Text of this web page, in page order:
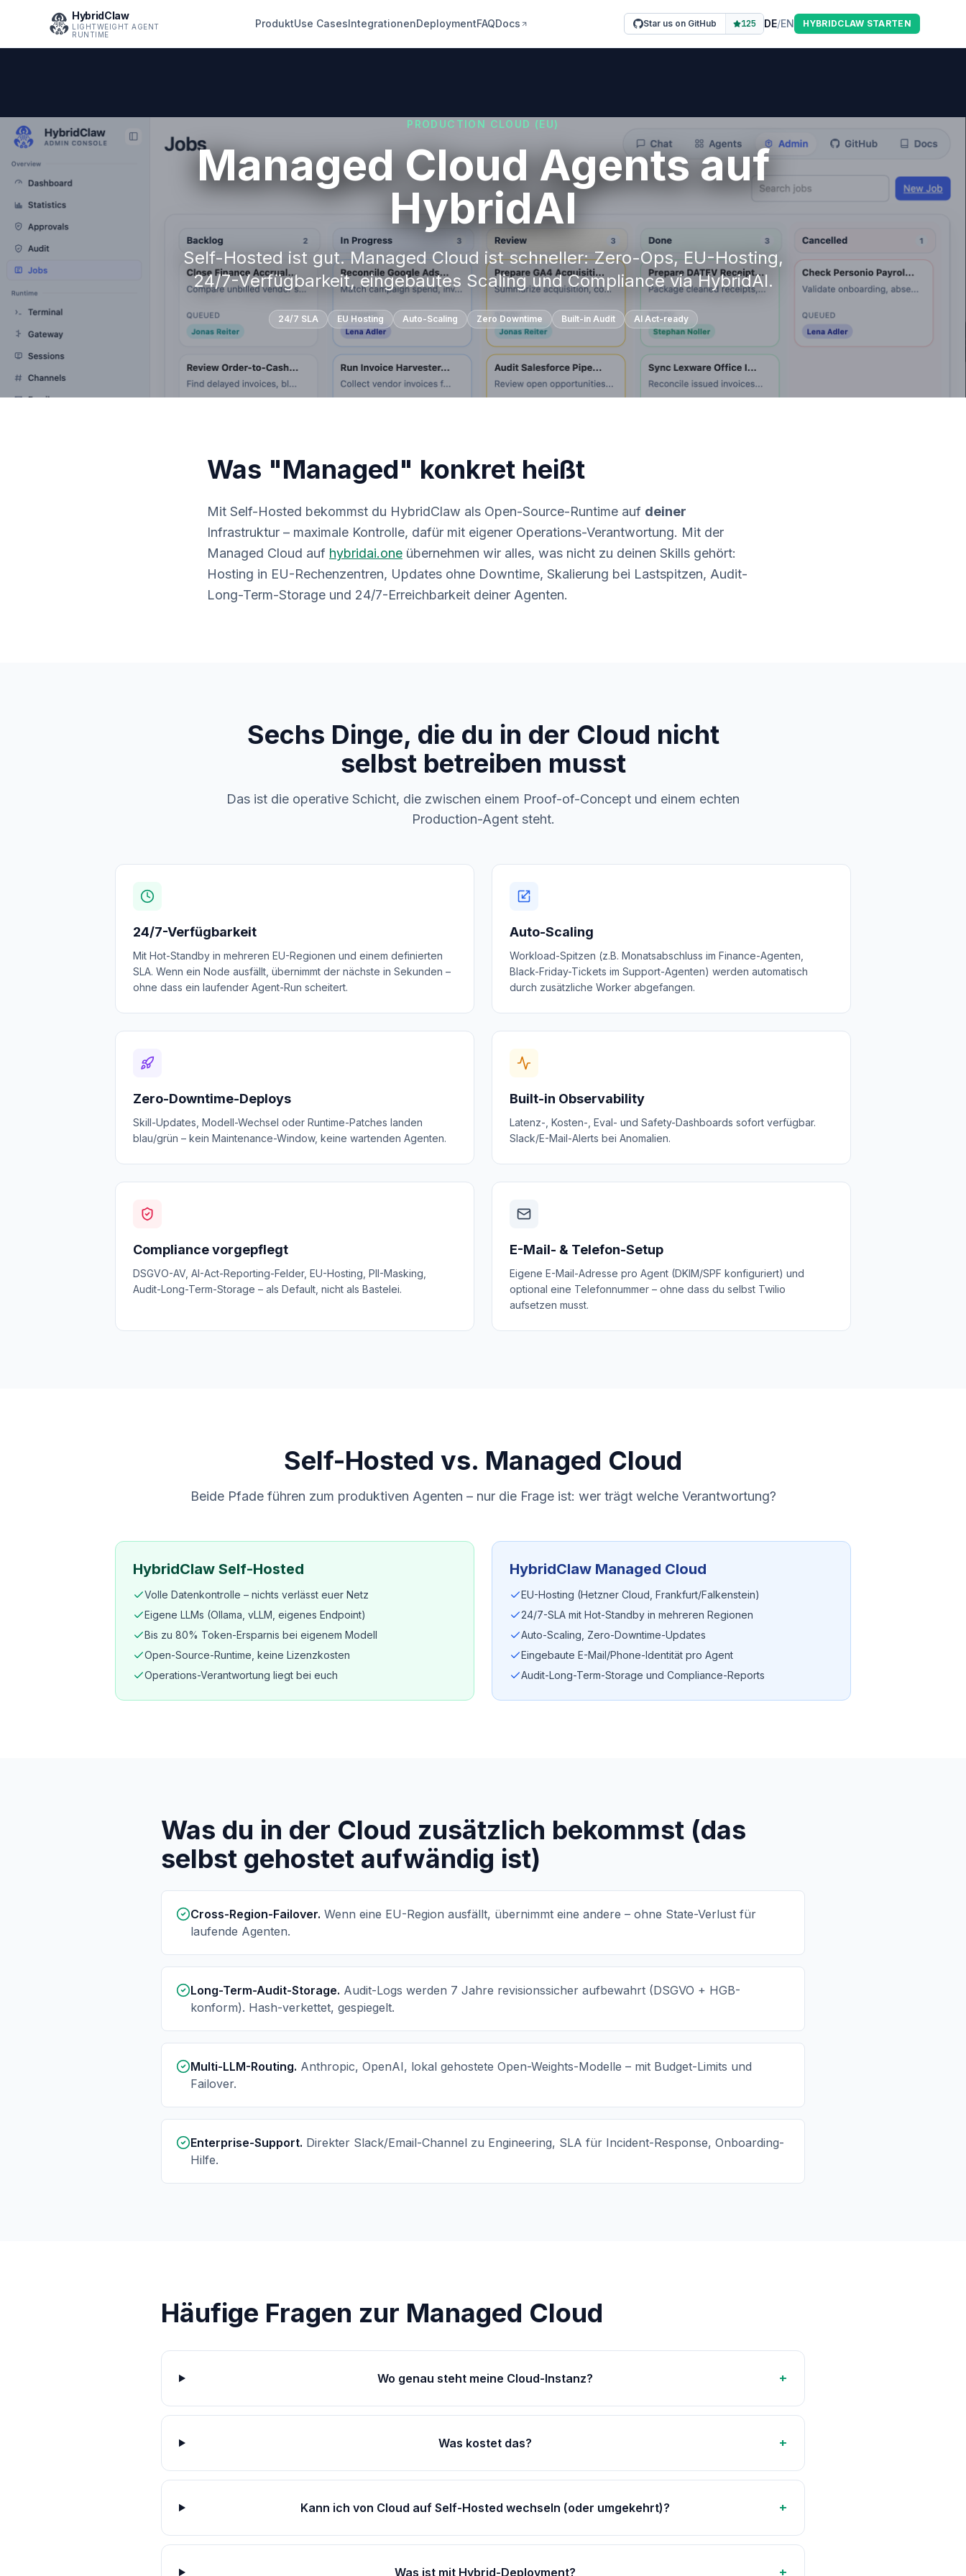
HybridClaw
LIGHTWEIGHT AGENT
RUNTIME
ProduktUse CasesIntegrationenDeploymentFAQDocs Star us on GitHub 125 DE/EN HYBRIDCLAW STARTEN
PRODUCTION CLOUD (EU)
Managed Cloud Agents auf
HybridAI
Self-Hosted ist gut. Managed Cloud ist schneller: Zero-Ops, EU-Hosting,
24/7-Verfügbarkeit, eingebautes Scaling und Compliance via HybridAI.
24/7 SLA EU Hosting Auto-Scaling Zero Downtime Built-in Audit AI Act-ready
Was "Managed" konkret heißt
Mit Self-Hosted bekommst du HybridClaw als Open-Source-Runtime auf deiner
Infrastruktur – maximale Kontrolle, dafür mit eigener Operations-Verantwortung. Mit der
Managed Cloud auf hybridai.one übernehmen wir alles, was nicht zu deinen Skills gehört:
Hosting in EU-Rechenzentren, Updates ohne Downtime, Skalierung bei Lastspitzen, Audit-
Long-Term-Storage und 24/7-Erreichbarkeit deiner Agenten.
Sechs Dinge, die du in der Cloud nicht
selbst betreiben musst
Das ist die operative Schicht, die zwischen einem Proof-of-Concept und einem echten
Production-Agent steht.
24/7-Verfügbarkeit
Mit Hot-Standby in mehreren EU-Regionen und einem definierten
SLA. Wenn ein Node ausfällt, übernimmt der nächste in Sekunden –
ohne dass ein laufender Agent-Run scheitert.
Auto-Scaling
Workload-Spitzen (z.B. Monatsabschluss im Finance-Agenten,
Black-Friday-Tickets im Support-Agenten) werden automatisch
durch zusätzliche Worker abgefangen.
Zero-Downtime-Deploys
Skill-Updates, Modell-Wechsel oder Runtime-Patches landen
blau/grün – kein Maintenance-Window, keine wartenden Agenten.
Built-in Observability
Latenz-, Kosten-, Eval- und Safety-Dashboards sofort verfügbar.
Slack/E-Mail-Alerts bei Anomalien.
Compliance vorgepflegt
DSGVO-AV, AI-Act-Reporting-Felder, EU-Hosting, PII-Masking,
Audit-Long-Term-Storage – als Default, nicht als Bastelei.
E-Mail- & Telefon-Setup
Eigene E-Mail-Adresse pro Agent (DKIM/SPF konfiguriert) und
optional eine Telefonnummer – ohne dass du selbst Twilio
aufsetzen musst.
Self-Hosted vs. Managed Cloud
Beide Pfade führen zum produktiven Agenten – nur die Frage ist: wer trägt welche Verantwortung?
HybridClaw Self-Hosted
Volle Datenkontrolle – nichts verlässt euer Netz
Eigene LLMs (Ollama, vLLM, eigenes Endpoint)
Bis zu 80% Token-Ersparnis bei eigenem Modell
Open-Source-Runtime, keine Lizenzkosten
Operations-Verantwortung liegt bei euch
HybridClaw Managed Cloud
EU-Hosting (Hetzner Cloud, Frankfurt/Falkenstein)
24/7-SLA mit Hot-Standby in mehreren Regionen
Auto-Scaling, Zero-Downtime-Updates
Eingebaute E-Mail/Phone-Identität pro Agent
Audit-Long-Term-Storage und Compliance-Reports
Was du in der Cloud zusätzlich bekommst (das
selbst gehostet aufwändig ist)
Cross-Region-Failover. Wenn eine EU-Region ausfällt, übernimmt eine andere – ohne State-Verlust für
laufende Agenten.
Long-Term-Audit-Storage. Audit-Logs werden 7 Jahre revisionssicher aufbewahrt (DSGVO + HGB-
konform). Hash-verkettet, gespiegelt.
Multi-LLM-Routing. Anthropic, OpenAI, lokal gehostete Open-Weights-Modelle – mit Budget-Limits und
Failover.
Enterprise-Support. Direkter Slack/Email-Channel zu Engineering, SLA für Incident-Response, Onboarding-
Hilfe.
Häufige Fragen zur Managed Cloud
Wo genau steht meine Cloud-Instanz? +
Was kostet das? +
Kann ich von Cloud auf Self-Hosted wechseln (oder umgekehrt)? +
Was ist mit Hybrid-Deployment? +